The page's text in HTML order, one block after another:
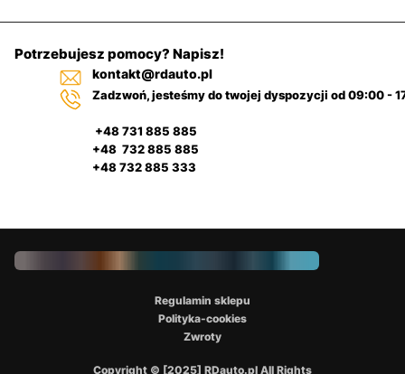
Potrzebujesz pomocy? Napisz!
kontakt@rdauto.pl
Zadzwoń, jesteśmy do twojej dyspozycji od 09:00 -
+48 731 885 885
+48 732 885 885
+48 732 885 333
Copyright © [2025] RDauto.pl All Rights
Regulamin sklepu
Polityka-cookies
Zwroty